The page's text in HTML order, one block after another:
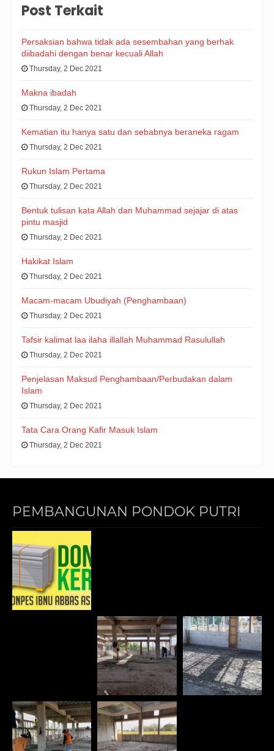
Post Terkait
Persaksian bahwa tidak ada sesembahan yang berhak
diibadahi dengan benar kecuali Allah
Thursday, 2 Dec 2021
Makna ibadah
Thursday, 2 Dec 2021
Kematian itu hanya satu dan sebabnya beraneka ragam
Thursday, 2 Dec 2021
Rukun Islam Pertama
Thursday, 2 Dec 2021
Bentuk tulisan kata Allah dan Muhammad sejajar di atas
pintu masjid
Thursday, 2 Dec 2021
Hakikat Islam
Thursday, 2 Dec 2021
Macam-macam Ubudiyah (Penghambaan)
Thursday, 2 Dec 2021
Tafsir kalimat laa ilaha illallah Muhammad Rasulullah
Thursday, 2 Dec 2021
Penjelasan Maksud Penghambaan/Perbudakan dalam
Islam
Thursday, 2 Dec 2021
Tata Cara Orang Kafir Masuk Islam
Thursday, 2 Dec 2021
PEMBANGUNAN PONDOK PUTRI